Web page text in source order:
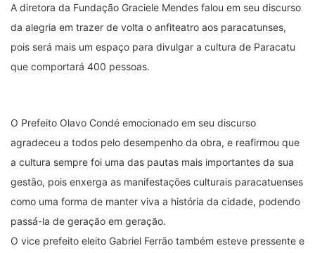
A diretora da Fundação Graciele Mendes falou em seu discurso
da alegria em trazer de volta o anfiteatro aos paracatunses,
pois será mais um espaço para divulgar a cultura de Paracatu
que comportará 400 pessoas.
O Prefeito Olavo Condé emocionado em seu discurso
agradeceu a todos pelo desempenho da obra, e reafirmou que
a cultura sempre foi uma das pautas mais importantes da sua
gestão, pois enxerga as manifestações culturais paracatuenses
como uma forma de manter viva a história da cidade, podendo
passá-la de geração em geração.
O vice prefeito eleito Gabriel Ferrão também esteve pressente e